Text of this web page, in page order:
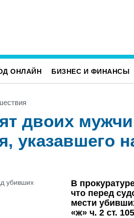
ОНЛАЙН БИЗНЕС И ФИНАНСЫ
двоих
указавшего
В
что перед
мести
«ж» ч. 2 ст.